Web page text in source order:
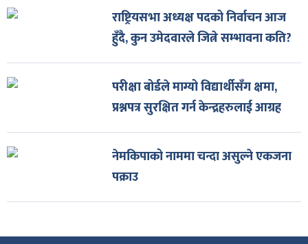
राष्ट्रियसभा अध्यक्ष पदको निर्वाचन आज
हुँदै, कुन उमेदवारले जित्ने सम्भावना कति?
परीक्षा बोर्डले माग्यो विद्यार्थीसँग क्षमा,
प्रश्नपत्र सुरक्षित गर्न केन्द्रहरुलाई आग्रह
नेमकिपाको नाममा चन्दा असुल्ने एकजना
पक्राउ